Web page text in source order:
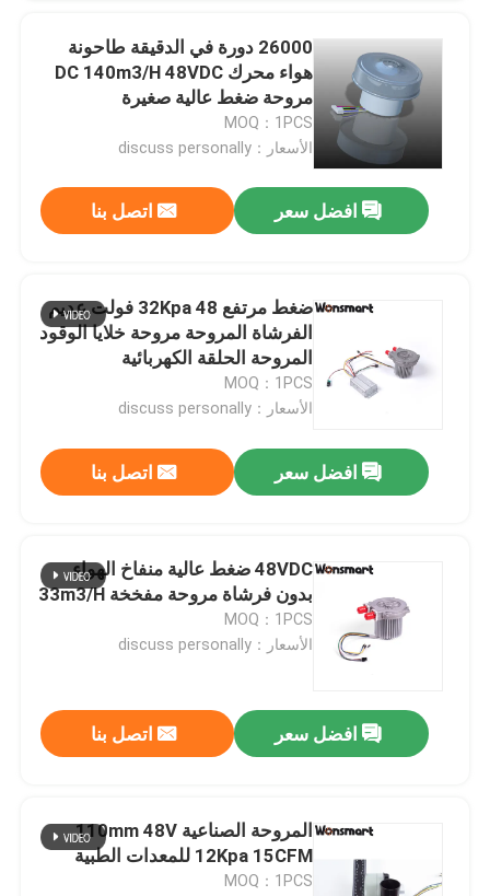
26000 دورة في الدقيقة طاحونة
هواء محرك DC 140m3/H 48VDC
مروحة ضغط عالية صغيرة
MOQ：1PCS
الأسعار：discuss personally
افضل سعر اتصل بنا
ضغط مرتفع 32Kpa 48 فولت عديم
الفرشاة المروحة مروحة خلايا الوقود
المروحة الحلقة الكهربائية
MOQ：1PCS
الأسعار：discuss personally
افضل سعر اتصل بنا
48VDC ضغط عالية منفاخ الهواء
بدون فرشاة مروحة مفخخة 33m3/H
MOQ：1PCS
الأسعار：discuss personally
افضل سعر اتصل بنا
المروحة الصناعية 110mm 48V
12Kpa 15CFM للمعدات الطبية
MOQ：1PCS